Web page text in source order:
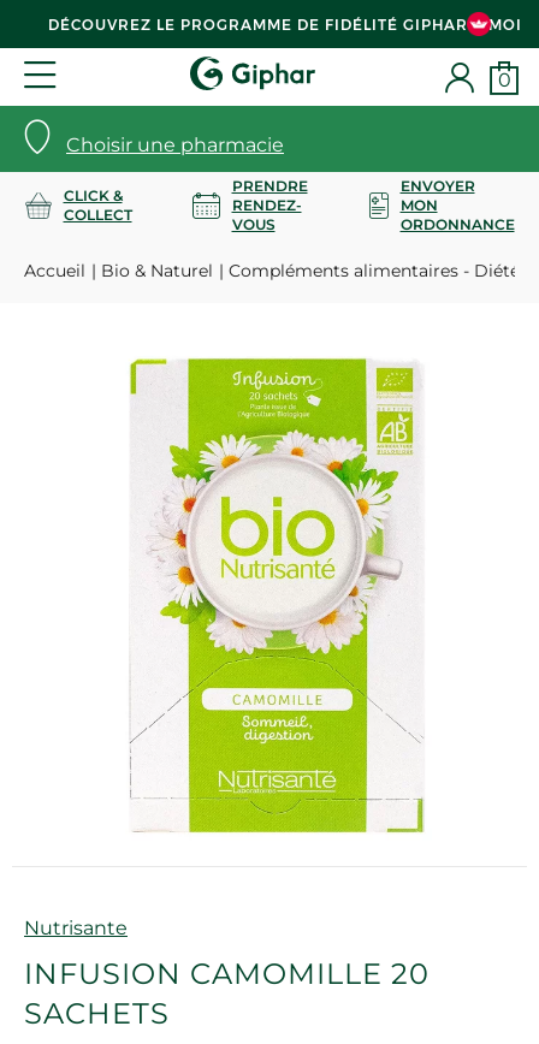
DÉCOUVREZ LE PROGRAMME DE FIDÉLITÉ GIPHAR & MOI
Choisir une pharmacie
0
CLICK &
COLLECT
PRENDRE
RENDEZ-
VOUS
ENVOYER
MON
ORDONNANCE
Accueil Bio & Naturel Compléments alimentaires -
Marque
Nutrisante
INFUSION CAMOMILLE 20
SACHETS